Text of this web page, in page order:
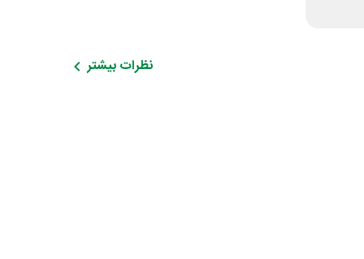
نظرات بیشتر